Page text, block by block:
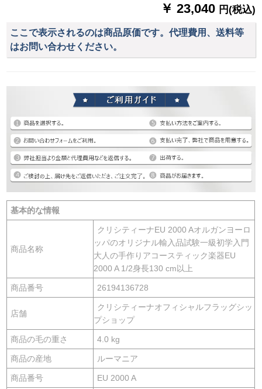
￥ 23,040 円(税込)
ここで表示されるのは商品原価です。代理費用、送料等
はお問い合わせください。
基本的な情報
商品名称
クリシティーナEU 2000 Aオルガンヨーロ
ッパのオリジナル輸入品試験一級初学入門
大人の手作りアコースティック楽器EU
2000 A 1/2身長130 cm以上
商品番号 26194136728
店舗
クリシティーナオフィシャルフラッグシッ
プショップ
商品の毛の重さ 4.0 kg
商品の産地 ルーマニア
商品番号 EU 2000 A